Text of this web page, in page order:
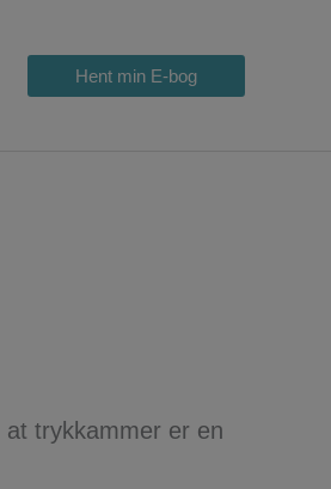
Hent min E-bog
trykkammer er en